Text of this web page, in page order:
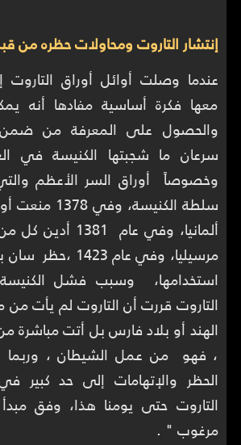
إنتشار التاروت ومحاولات حظره من
عندما وصلت أوائل أوراق التاروت
معها فكرة أساسية مفادها أنه
والحصول على المعرفة من
سرعان ما شجبتها الكنيسة في
وخصوصاً أوراق السر الأعظم
سلطة
ألمانيا، وفي عام
مرسيليا، وفي عام
استخدامها، وسبب فشل
التاروت قررت أن التاروت لم يأت
الهند أو بلاد فارس بل أتت مباشرة
، فهو من عمل الشيطان ، وربما
الحظر والإتهامات إلى حد كبير
التاروت حتى يومنا هذا، وفق
مرغوب " .